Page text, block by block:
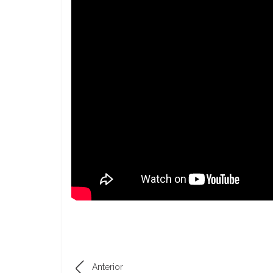
Anterior